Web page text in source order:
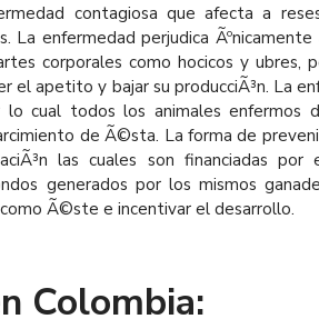
contagiosa que afecta a
La enfermedad perjudica Ãºnicamente
corporales como hocicos y ubres,
el apetito y bajar su producciÃ³n. La
cual todos los animales enfermos
de Ã©sta. La forma de
las cuales son financiadas por
generados por los mismos
Ã©ste e incentivar el desarrollo.
Colombia: